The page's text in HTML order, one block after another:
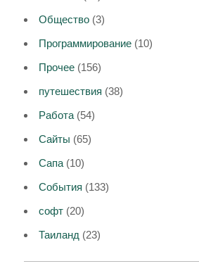
Общество(3)
Программирование(10)
Прочее(156)
путешествия (38)
Работа(54)
Сайты (65)
Сапа(10)
События (133)
софт(20)
Таиланд (23)